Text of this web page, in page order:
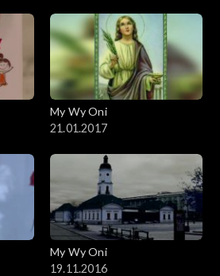
My Wy Oni
21.01.2017
My Wy Oni
19.11.2016